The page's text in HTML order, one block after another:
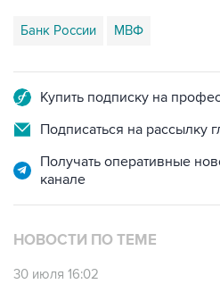
Банк России МВФ
Купить подписку на
Подписаться на рассылку
Получать оперативные
канале
НОВОСТИ ПО ТЕМЕ
30 июля 16:02